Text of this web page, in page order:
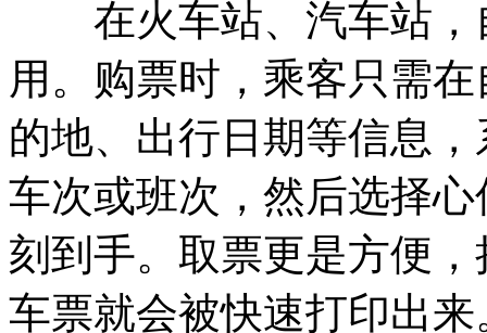
在火车站、汽车站，
用。购票时，乘客只需
的地、出行日期等信息
车次或班次，然后选择
刻到手。取票更是方便
车票就会被快速打印出